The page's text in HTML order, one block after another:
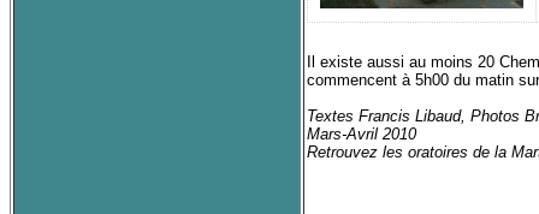
Il existe aussi au moins 20
commencent à 5h00 du matin
Textes Francis Libaud, Photos
Mars-Avril 2010
Retrouvez les oratoires de la